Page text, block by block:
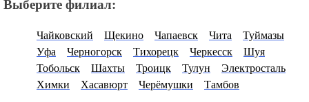
Выберите филиал:
Чайковский Щекино Чапаевск Чита
Туймазы
Уфа
Черногорск Тихорецк Черкесск
Шуя
Тобольск
Шахты Троицк Тулун
Электросталь
Химки
Хасавюрт Черёмушки Тамбов